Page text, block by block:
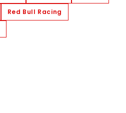
Red Bull Racing